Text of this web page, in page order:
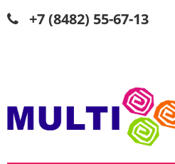
+7 (8482) 55-67-13